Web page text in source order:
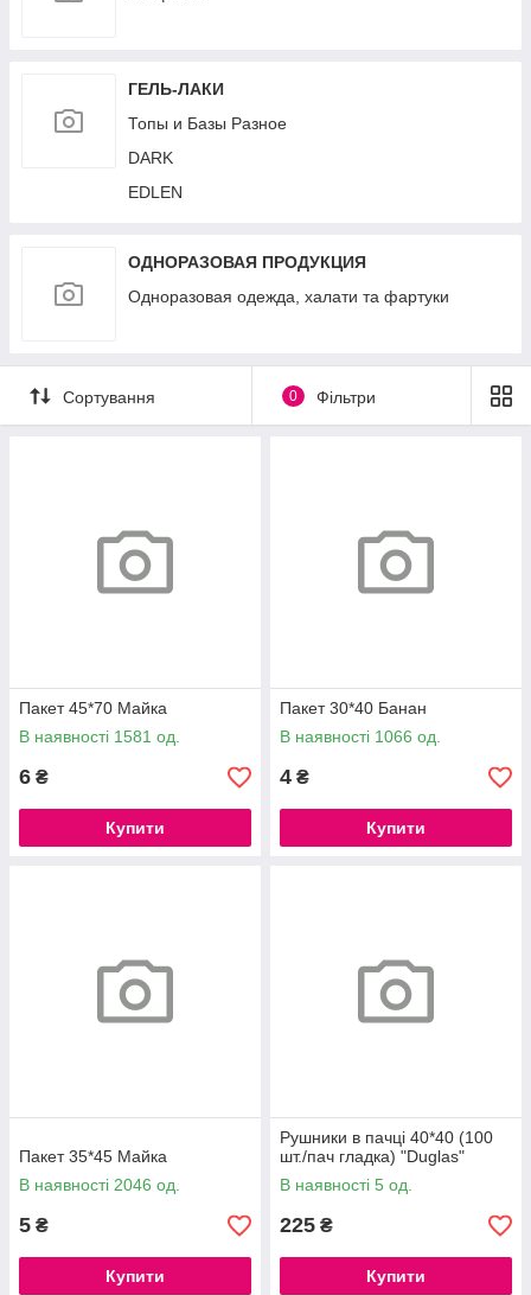
ГЕЛЬ-ЛАКИ
Топы и Базы Разное
DARK
EDLEN
ОДНОРАЗОВАЯ ПРОДУКЦИЯ
Одноразовая одежда, халати та фартуки
Сортування 0 Фільтри
Пакет 45*70 Майка
В наявності 1581 од.
6 ₴
Купити
Пакет 30*40 Банан
В наявності 1066 од.
4 ₴
Купити
Пакет 35*45 Майка
В наявності 2046 од.
5 ₴
Купити
Рушники в пачці 40*40 (100
шт./пач гладка) "Duglas"
В наявності 5 од.
225 ₴
Купити